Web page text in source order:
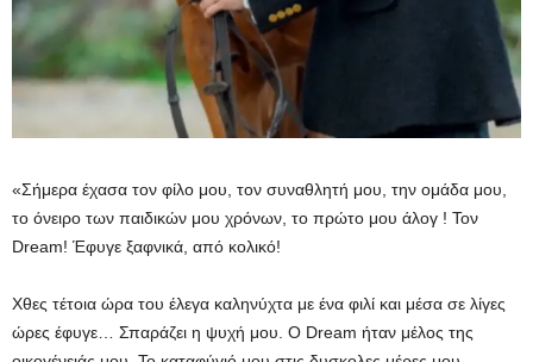
«Σήμερα έχασα τον φίλο μου, τον συναθλητή μου, την ομάδα μου,
το όνειρο των παιδικών μου χρόνων, το πρώτο μου άλογ ! Τον
Dream! Έφυγε ξαφνικά, από κολικό!
Χθες τέτοια ώρα του έλεγα καληνύχτα με ένα φιλί και μέσα σε λίγες
ώρες έφυγε… Σπαράζει η ψυχή μου. Ο Dream ήταν μέλος της